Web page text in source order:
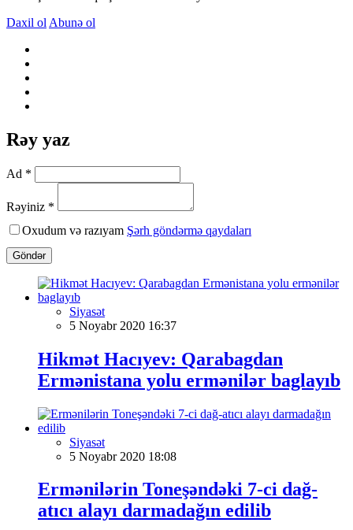
Daxil ol Abunə ol
Rəy yaz
Ad *
Rəyiniz *
Oxudum və razıyam Şərh göndərmə qaydaları
Göndər
Siyasət
5 Noyabr 2020 16:37
Hikmət Hacıyev: Qarabagdan
Ermənistana yolu ermənilər baglayıb
Siyasət
5 Noyabr 2020 18:08
Ermənilərin Toneşəndəki 7-ci dağ-
atıcı alayı darmadağın edilib